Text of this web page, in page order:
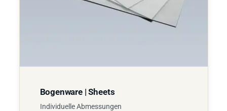
Bogenware | Sheets
Individuelle Abmessungen